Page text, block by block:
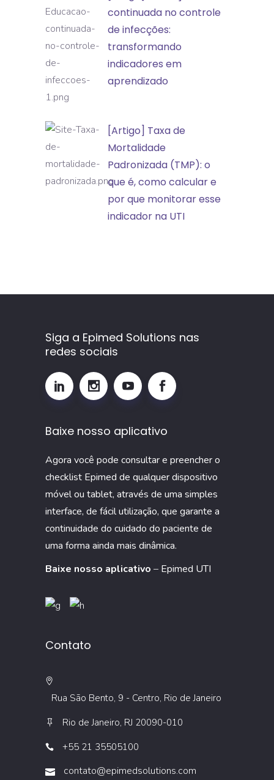
incidentes
e
eventos
adversos
Educação
continuada
no
controle
de
infecções:
indicadores
em
aprendizado
continuada no controle
de infecções:
transformando
indicadores em
aprendizado
[Artigo]
Taxa
de
Mortalidade
por
que
monitorar
esse
indicador
UTI
[Artigo] Taxa de
Mortalidade
Padronizada (TMP): o
que é, como calcular e
por que monitorar esse
indicador na UTI
Siga a Epimed Solutions nas
redes sociais
Baixe nosso aplicativo
Agora você pode consultar e preencher o
checklist Epimed de qualquer dispositivo
móvel ou tablet, através de uma simples
interface, de fácil utilização, que garante a
continuidade do cuidado do paciente de
uma forma ainda mais dinâmica.
Baixe nosso aplicativo – Epimed UTI
Contato
Rua São Bento, 9 - Centro, Rio de Janeiro
Rio de Janeiro, RJ 20090-010
+55 21 35505100
contato@epimedsolutions.com